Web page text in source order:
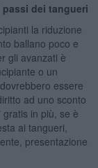
dei tangueri
la riduzione
ballano poco e
gli avanzati è
o un
essere
ad uno sconto
gratis in più, se è
ai tangueri,
presentazione